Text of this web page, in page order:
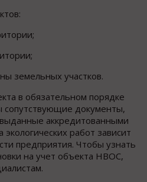
земельных участков.
в обязательном порядке
документы,
аккредитованными
работ зависит
предприятия. Чтобы узнать
на учет объекта НВОС,